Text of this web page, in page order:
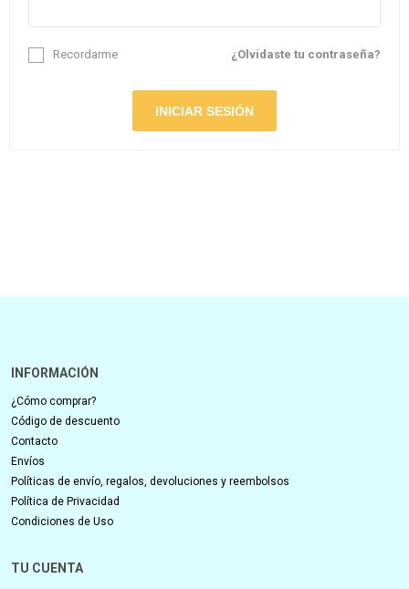
¿Olvidaste tu contraseña?
Recordarme
INFORMACIÓN
¿Cómo comprar?
Código de descuento
Contacto
Envíos
Políticas de envío, regalos, devoluciones y reembolsos
Política de Privacidad
Condiciones de Uso
TU CUENTA